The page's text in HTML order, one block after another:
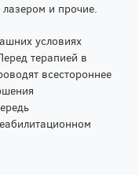
и прочие.
условиях
терапией в
всестороннее